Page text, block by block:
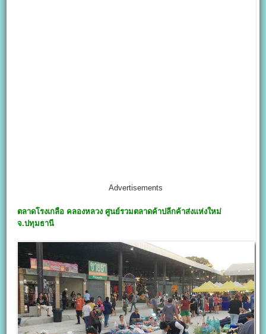
Advertisements
ตลาดโรงเกลือ คลองหลวง ศูนย์รวมตลาดค้าปลีกค้าส่งแห่งใหม่
จ.ปทุมธานี